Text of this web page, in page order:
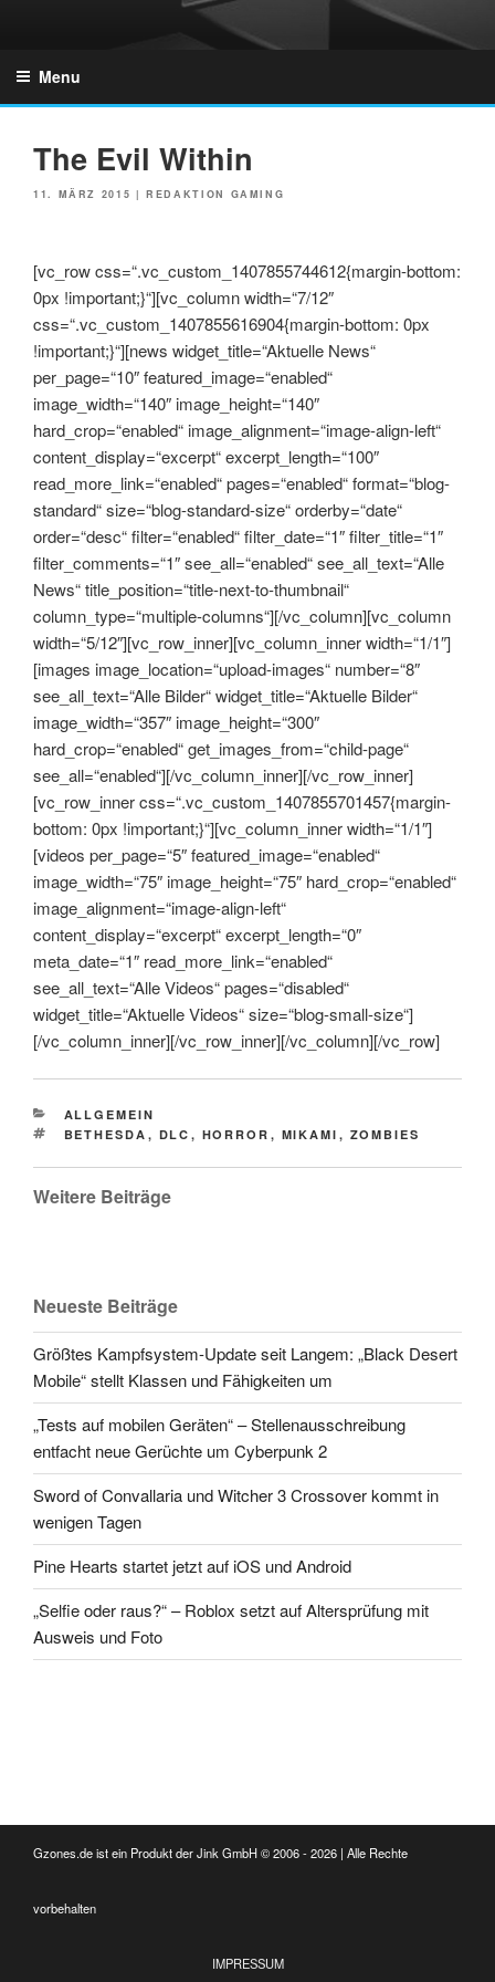
Menu
The Evil Within
POSTED
11. MÄRZ 2015 |REDAKTION GAMING
[vc_row css=“.vc_custom_1407855744612{margin-bottom:
0px !important;}“][vc_column width=“7/12″
css=“.vc_custom_1407855616904{margin-bottom: 0px
!important;}“][news widget_title=“Aktuelle News“
per_page=“10″ featured_image=“enabled“
image_width=“140″ image_height=“140″
hard_crop=“enabled“ image_alignment=“image-align-left“
content_display=“excerpt“ excerpt_length=“100″
read_more_link=“enabled“ pages=“enabled“ format=“blog-
standard“ size=“blog-standard-size“ orderby=“date“
order=“desc“ filter=“enabled“ filter_date=“1″ filter_title=“1″
filter_comments=“1″ see_all=“enabled“ see_all_text=“Alle
News“ title_position=“title-next-to-thumbnail“
column_type=“multiple-columns“][/vc_column][vc_column
width=“5/12″][vc_row_inner][vc_column_inner width=“1/1″]
[images image_location=“upload-images“ number=“8″
see_all_text=“Alle Bilder“ widget_title=“Aktuelle Bilder“
image_width=“357″ image_height=“300″
hard_crop=“enabled“ get_images_from=“child-page“
see_all=“enabled“][/vc_column_inner][/vc_row_inner]
[vc_row_inner css=“.vc_custom_1407855701457{margin-
bottom: 0px !important;}“][vc_column_inner width=“1/1″]
[videos per_page=“5″ featured_image=“enabled“
image_width=“75″ image_height=“75″ hard_crop=“enabled“
image_alignment=“image-align-left“
content_display=“excerpt“ excerpt_length=“0″
meta_date=“1″ read_more_link=“enabled“
see_all_text=“Alle Videos“ pages=“disabled“
widget_title=“Aktuelle Videos“ size=“blog-small-size“]
[/vc_column_inner][/vc_row_inner][/vc_column][/vc_row]
CATEGORIES
ALLGEMEIN
TAGS
BETHESDA , DLC , HORROR , MIKAMI , ZOMBIES
Weitere Beiträge
Neueste Beiträge
Größtes Kampfsystem-Update seit Langem: „Black Desert
Mobile“ stellt Klassen und Fähigkeiten um
„Tests auf mobilen Geräten“ – Stellenausschreibung
entfacht neue Gerüchte um Cyberpunk 2
Sword of Convallaria und Witcher 3 Crossover kommt in
wenigen Tagen
Pine Hearts startet jetzt auf iOS und Android
„Selfie oder raus?“ – Roblox setzt auf Altersprüfung mit
Ausweis und Foto
Gzones.de ist ein Produkt der Jink GmbH © 2006 - 2026 | Alle Rechte
vorbehalten
IMPRESSUM